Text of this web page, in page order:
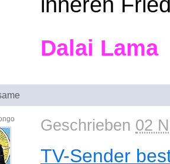
Dalai Lama
Geschrieben 02
TV-Sender